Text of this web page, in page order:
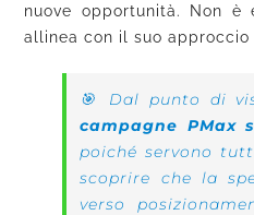
nuove opportunità. Non è
allinea con il suo
🎯 Dal punto di
campagne PMax
poiché servono
scoprire che la
verso